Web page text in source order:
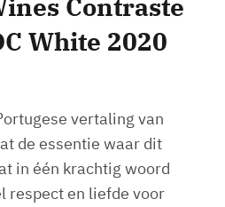
Contraste
White 2020
vertaling van
de essentie waar dit
in één krachtig woord
respect en liefde voor